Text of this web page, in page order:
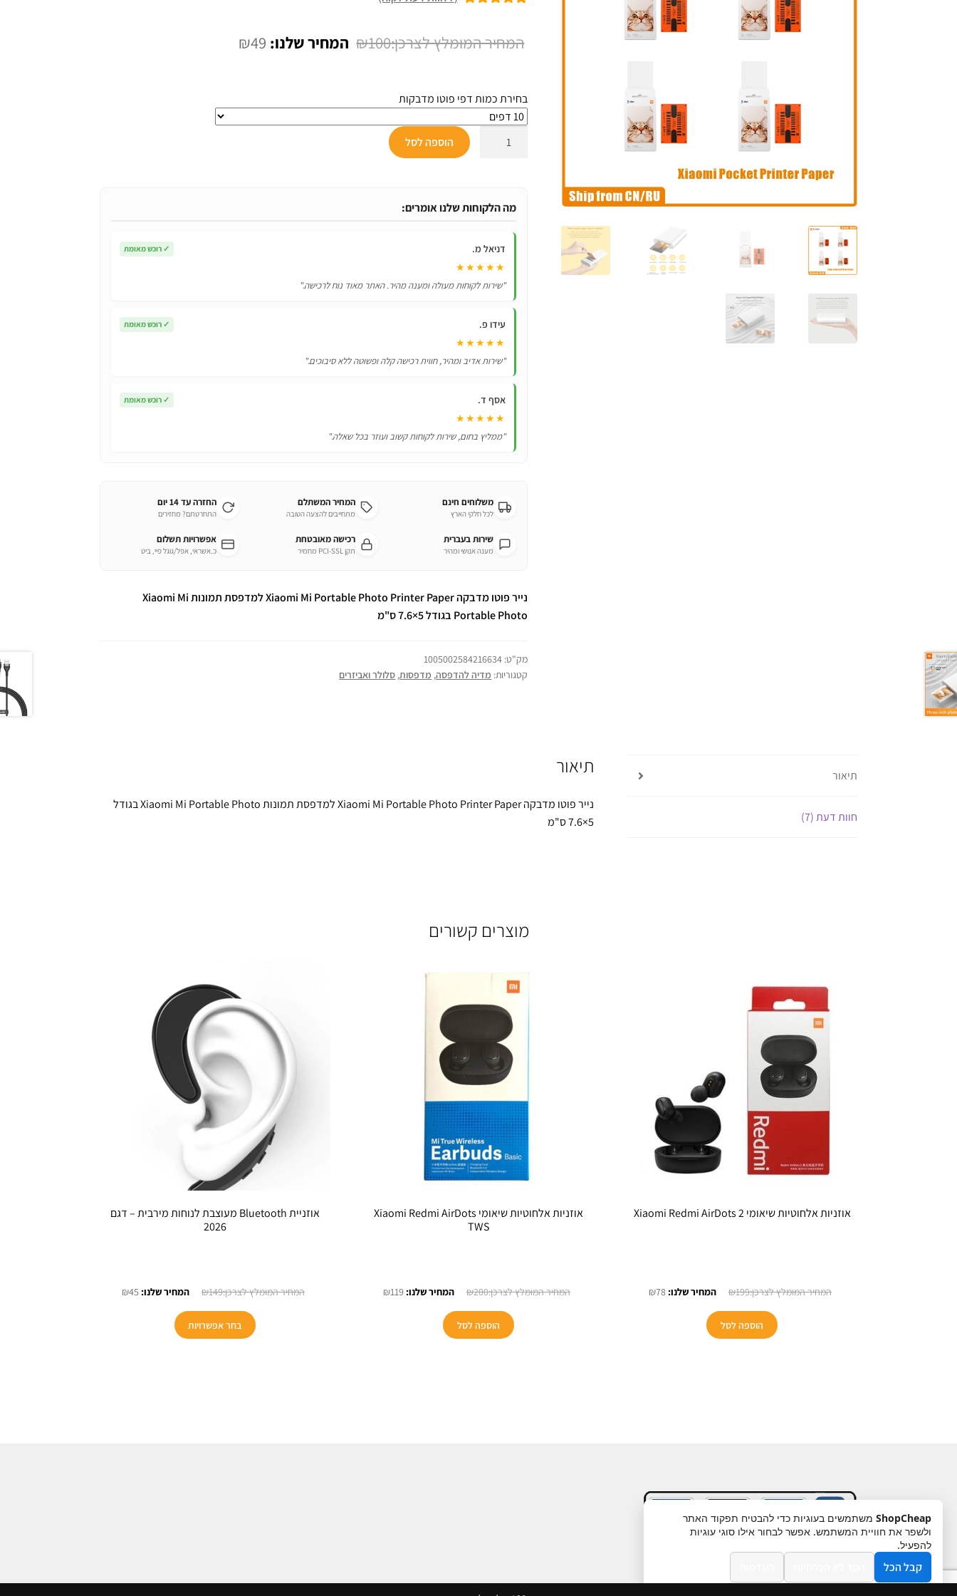
עלדירוגים של
₪100
המחיר
₪49 המחיר
₪49.
בחירת כמות דפי פוטו מדבקות
מדבקה
Printer
Paper
לבחירה
הוספה לסל
מה הלקוחות שלנו אומרים:
דניאל מ. ✓ רוכש מאומת
★★★★★
"שירות לקוחות מעולה ומענה מהיר. האתר מאוד נוח לרכישה."
עידו פ. ✓ רוכש מאומת
★★★★★
"שירות אדיב ומהיר, חווית רכישה קלה ופשוטה ללא סיבוכים."
אסף ד. ✓ רוכש מאומת
★★★★★
"ממליץ בחום, שירות לקוחות קשוב ועוזר בכל שאלה."
משלוחים חינם
לכל חלקי הארץ
המחיר המשתלם
מתחייבים להצעה הטובה
החזרה עד 14 יום
התחרטתם? מחזירים
שירות בעברית
מענה אנושי ומהיר
רכישה מאובטחת
תקן PCI-SSL מחמיר
אפשרויות תשלום
כ.אשראי, אפל/גוגל פיי, ביט
נייר פוטו מדבקה Xiaomi Mi Portable Photo Printer Paper למדפסת תמונות Xiaomi Mi
Portable Photo בגודל 5×7.6 ס"מ
מק"ט: 1005002584216634
קטגוריות: מדיה להדפסה, מדפסות, סלולר ואביזרים
תיאור
חוות דעת (7)
תיאור
נייר פוטו מדבקה Xiaomi Mi Portable Photo Printer Paper למדפסת תמונות Xiaomi Mi Portable Photo בגודל
5×7.6 ס"מ
מוצרים קשורים
אוזניות אלחוטיות שיאומי Xiaomi Redmi AirDots 2
₪199
המחיר
היה:
₪199.
₪78 המחיר
הוספה לסל
אוזניות אלחוטיות שיאומי Xiaomi Redmi AirDots
TWS
₪200
המחיר
היה:
₪200.
₪119 המחיר
הוספה לסל
אוזניית Bluetooth מעוצבת לנוחות מירבית – דגם
2026
₪149
המחיר
היה:
₪149.
₪45 המחיר
בחר אפשרויות
ShopCheap משתמשים בעוגיות כדי להבטיח תפקוד האתר
ולשפר את חוויית המשתמש. אפשר לבחור אילו סוגי עוגיות
להפעיל.
קבל הכל